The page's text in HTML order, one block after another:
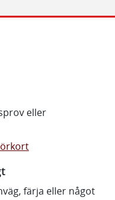
eller
färja eller något